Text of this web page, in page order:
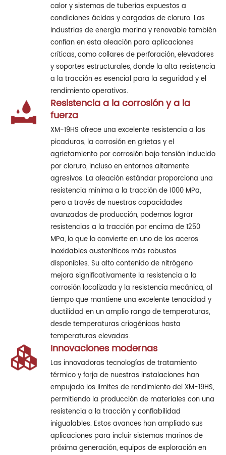
calor y sistemas de tuberías expuestos a
condiciones ácidas y cargadas de cloruro. Las
industrias de energía marina y renovable también
confían en esta aleación para aplicaciones
críticas, como collares de perforación, elevadores
y soportes estructurales, donde la alta resistencia
a la tracción es esencial para la seguridad y el
rendimiento operativos.
Resistencia a la corrosión y a la
fuerza
XM-19HS ofrece una excelente resistencia a las
picaduras, la corrosión en grietas y el
agrietamiento por corrosión bajo tensión inducido
por cloruro, incluso en entornos altamente
agresivos. La aleación estándar proporciona una
resistencia mínima a la tracción de 1000 MPa,
pero a través de nuestras capacidades
avanzadas de producción, podemos lograr
resistencias a la tracción por encima de 1250
MPa, lo que lo convierte en uno de los aceros
inoxidables austeníticos más robustos
disponibles. Su alto contenido de nitrógeno
mejora significativamente la resistencia a la
corrosión localizada y la resistencia mecánica, al
tiempo que mantiene una excelente tenacidad y
ductilidad en un amplio rango de temperaturas,
desde temperaturas criogénicas hasta
temperaturas elevadas.
Innovaciones modernas
Las innovadoras tecnologías de tratamiento
térmico y forja de nuestras instalaciones han
empujado los límites de rendimiento del XM-19HS,
permitiendo la producción de materiales con una
resistencia a la tracción y confiabilidad
inigualables. Estos avances han ampliado sus
aplicaciones para incluir sistemas marinos de
próxima generación, equipos de exploración en